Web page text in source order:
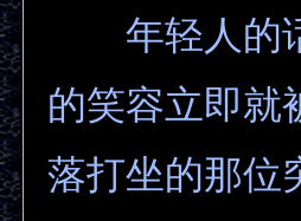
年轻人的话
的笑容立即就
落打坐的那位